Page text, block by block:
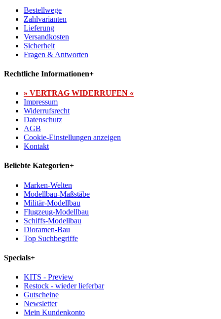
Bestellwege
Zahlvarianten
Lieferung
Versandkosten
Sicherheit
Fragen & Antworten
Rechtliche Informationen+
» VERTRAG WIDERRUFEN «
Impressum
Widerrufsrecht
Datenschutz
AGB
Cookie-Einstellungen anzeigen
Kontakt
Beliebte Kategorien+
Marken-Welten
Modellbau-Maßstäbe
Militär-Modellbau
Flugzeug-Modellbau
Schiffs-Modellbau
Dioramen-Bau
Top Suchbegriffe
Specials+
KITS - Preview
Restock - wieder lieferbar
Gutscheine
Newsletter
Mein Kundenkonto